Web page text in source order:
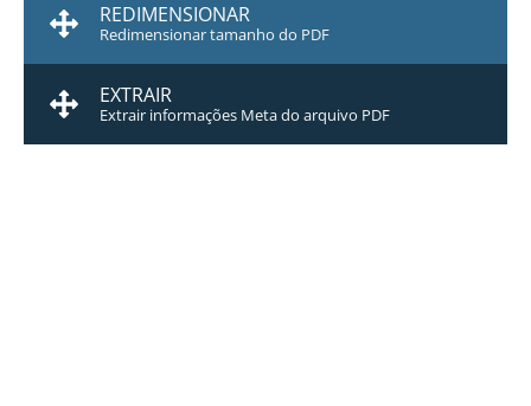
REDIMENSIONAR
Redimensionar tamanho do PDF
EXTRAIR
Extrair informações Meta do arquivo PDF